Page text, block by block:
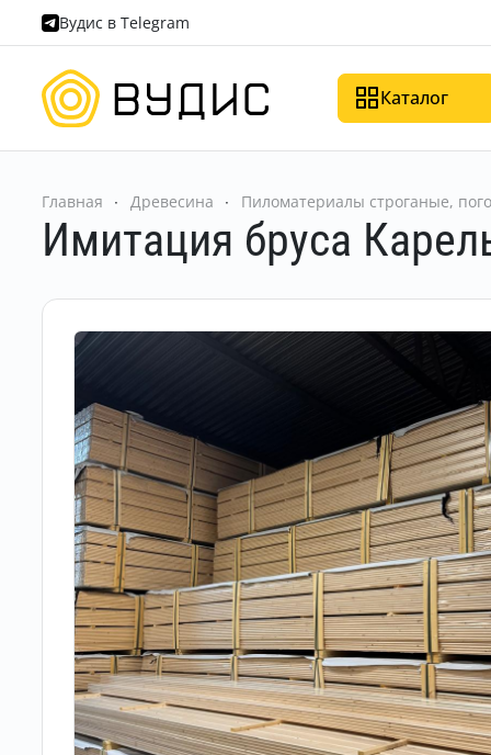
Вудис в Telegram
Каталог
Главная Древесина Пиломатериалы строганые,
Имитация бруса